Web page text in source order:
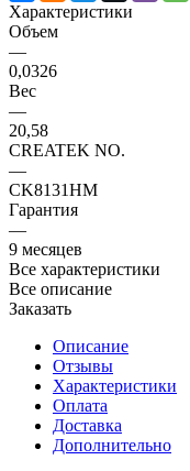
Характеристики
Объем
—
0,0326
Вес
—
20,58
CREATEK NO.
—
CK8131HM
Гарантия
—
9 месяцев
Все характеристики
Все описание
Заказать
Описание
Отзывы
Характеристики
Оплата
Доставка
Дополнительно